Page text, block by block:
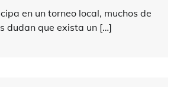
en un torneo local, muchos de
dudan que exista un […]